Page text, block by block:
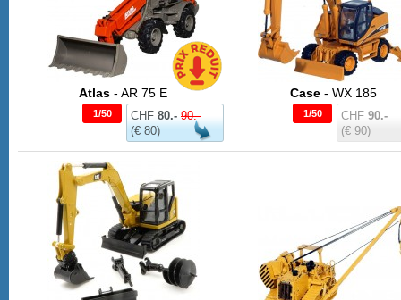
Atlas - AR 75 E
CHF 80.- 90.-
(€ 80)
1/50
Case - WX 185
CHF 90.-
(€ 90)
1/50